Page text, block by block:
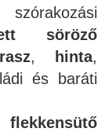
söröző
, hinta,
és baráti
flekkensütő